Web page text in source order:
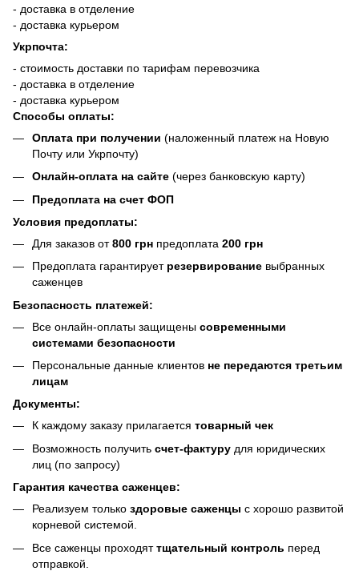
- доставка в отделение
- доставка курьером
Укрпочта:
- стоимость доставки по тарифам перевозчика
- доставка в отделение
- доставка курьером
Способы оплаты:
Оплата при получении (наложенный платеж на Новую
Почту или Укрпочту)
Онлайн-оплата на сайте (через банковскую карту)
Предоплата на счет ФОП
Условия предоплаты:
Для заказов от800 грн предоплата 200 грн
Предоплата гарантирует резервирование выбранных
саженцев
Безопасность платежей:
Все онлайн-оплаты защищены современными
системами безопасности
Персональные данные клиентов не передаются третьим
лицам
Документы:
К каждому заказу прилагается товарный чек
Возможность получить счет-фактуру для юридических
лиц (по запросу)
Гарантия качества саженцев:
Реализуем только здоровые саженцы с хорошо развитой
корневой системой.
Все саженцы проходяттщательный контроль перед
отправкой.